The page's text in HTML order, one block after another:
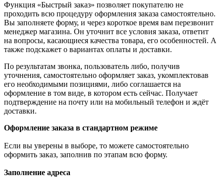
Функция «Быстрый заказ» позволяет покупателю не
проходить всю процедуру оформления заказа самостоятельно.
Вы заполняете форму, и через короткое время вам перезвонит
менеджер магазина. Он уточнит все условия заказа, ответит
на вопросы, касающиеся качества товара, его особенностей. А
также подскажет о вариантах оплаты и доставки.
По результатам звонка, пользователь либо, получив
уточнения, самостоятельно оформляет заказ, укомплектовав
его необходимыми позициями, либо соглашается на
оформление в том виде, в котором есть сейчас. Получает
подтверждение на почту или на мобильный телефон и ждёт
доставки.
Оформление заказа в стандартном режиме
Если вы уверены в выборе, то можете самостоятельно
оформить заказ, заполнив по этапам всю форму.
Заполнение адреса